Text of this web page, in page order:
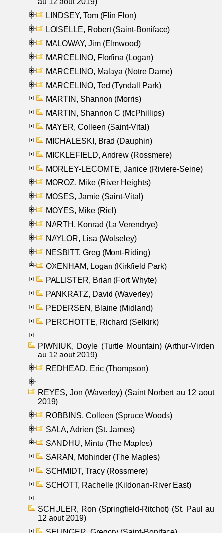
LINDSEY, Tom (Flin Flon)
LOISELLE, Robert (Saint-Boniface)
MALOWAY, Jim (Elmwood)
MARCELINO, Florfina (Logan)
MARCELINO, Malaya (Notre Dame)
MARCELINO, Ted (Tyndall Park)
MARTIN, Shannon (Morris)
MARTIN, Shannon C (McPhillips)
MAYER, Colleen (Saint-Vital)
MICHALESKI, Brad (Dauphin)
MICKLEFIELD, Andrew (Rossmere)
MORLEY-LECOMTE, Janice (Riviere-Seine)
MOROZ, Mike (River Heights)
MOSES, Jamie (Saint-Vital)
MOYES, Mike (Riel)
NARTH, Konrad (La Verendrye)
NAYLOR, Lisa (Wolseley)
NESBITT, Greg (Mont-Riding)
OXENHAM, Logan (Kirkfield Park)
PALLISTER, Brian (Fort Whyte)
PANKRATZ, David (Waverley)
PEDERSEN, Blaine (Midland)
PERCHOTTE, Richard (Selkirk)
PIWNIUK, Doyle (Turtle Mountain) (Arthur-Virden
au 12 aout 2019)
REDHEAD, Eric (Thompson)
REYES, Jon (Waverley) (Saint Norbert au 12 aout
2019)
ROBBINS, Colleen (Spruce Woods)
SALA, Adrien (St. James)
SANDHU, Mintu (The Maples)
SARAN, Mohinder (The Maples)
SCHMIDT, Tracy (Rossmere)
SCHOTT, Rachelle (Kildonan-River East)
SCHULER, Ron (Springfield-Ritchot) (St. Paul au
12 aout 2019)